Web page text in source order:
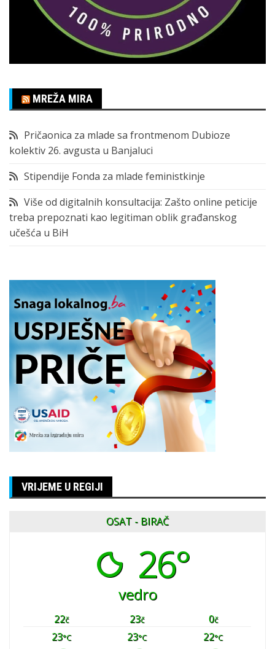
MREŽA MIRA
Pričaonica za mlade sa frontmenom Dubioze
kolektiv 26. avgusta u Banjaluci
Stipendije Fonda za mlade feministkinje
Više od digitalnih konsultacija: Zašto online peticije
treba prepoznati kao legitiman oblik građanskog
učešća u BiH
VRIJEME U REGIJI
OSAT - BIRAČ
26°
vedro
22č 23č 0č
23°C 23°C 22°C